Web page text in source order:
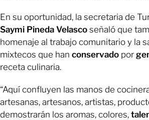
En su oportunidad, la secretaria de
Saymi Pineda Velasco señaló que
homenaje al trabajo comunitario y la
mixtecos que han conservado por
receta culinaria.
“Aquí confluyen las manos de
artesanas, artesanos, artistas,
demostrarán los aromas, colores,